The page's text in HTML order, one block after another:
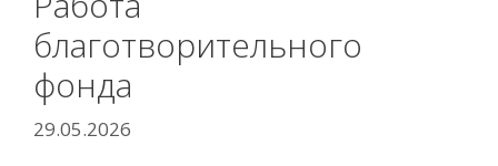
благотворительного
фонда
29.05.2026